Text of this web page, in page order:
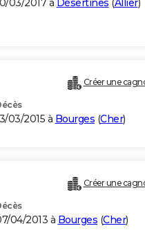
03/2017 à Désertines (Allier)
Créer une
03/2015 à Bourges (Cher)
Créer une
04/2013 à Bourges (Cher)